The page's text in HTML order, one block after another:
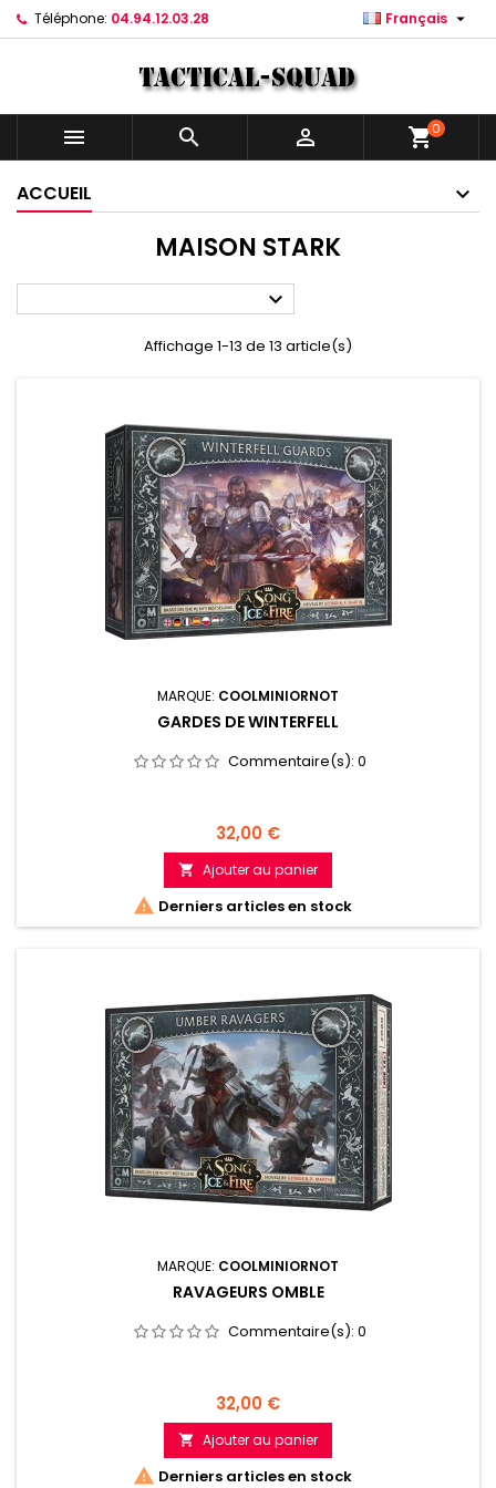
Téléphone: 04.94.12.03.28 Français 
   shopping_cart0
ACCUEIL
MAISON STARK

Affichage 1-13 de 13 article(s)
MARQUE: COOLMINIORNOT
GARDES DE WINTERFELL
Commentaire(s): 0
Prix
32,00 €
 Ajouter au panier
 Derniers articles en stock
MARQUE: COOLMINIORNOT
RAVAGEURS OMBLE
Commentaire(s): 0
Prix
32,00 €
 Ajouter au panier
 Derniers articles en stock